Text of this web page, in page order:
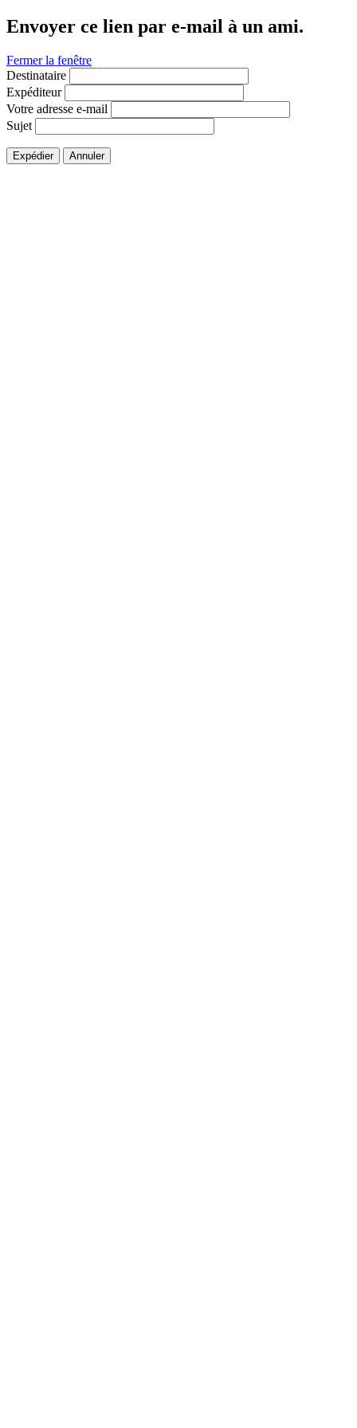
Envoyer ce lien par e-mail à un ami.
Fermer la fenêtre
Destinataire
Expéditeur
Votre adresse e-mail
Sujet
Expédier Annuler